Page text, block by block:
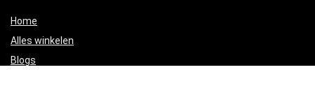
Home
Alles winkelen
Blogs